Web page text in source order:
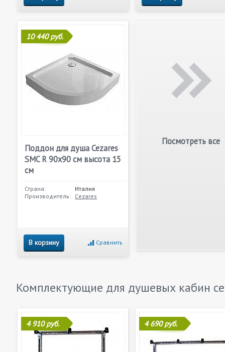
10 440 руб.
Поддон для душа Cezares
SMC R 90x90 см высота 15
см
Страна:
Италия
Производитель: Cezares
В корзину Сравнить
Посмотреть все
Комплектующие для душевых кабин
4 910 руб. 4 690 руб.